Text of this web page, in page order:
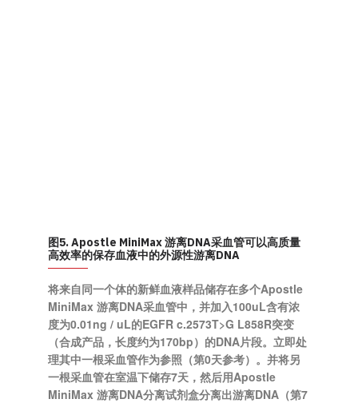
图5. Apostle MiniMax 游离DNA采血管可以高质量
高效率的保存血液中的外源性游离DNA
将来自同一个体的新鲜血液样品储存在多个Apostle
MiniMax 游离DNA采血管中，并加入100uL含有浓
度为0.01ng / uL的EGFR c.2573T>G L858R突变
（合成产品，长度约为170bp）的DNA片段。立即处
理其中一根采血管作为参照（第0天参考）。并将另
一根采血管在室温下储存7天，然后用Apostle
MiniMax 游离DNA分离试剂盒分离出游离DNA（第7